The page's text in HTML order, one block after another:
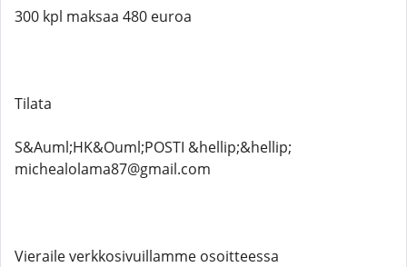
300 kpl maksaa 480 euroa
Tilata
S&Auml;HK&Ouml;POSTI &hellip;&hellip;
michealolama87@gmail.com
Vieraile verkkosivuillamme osoitteessa